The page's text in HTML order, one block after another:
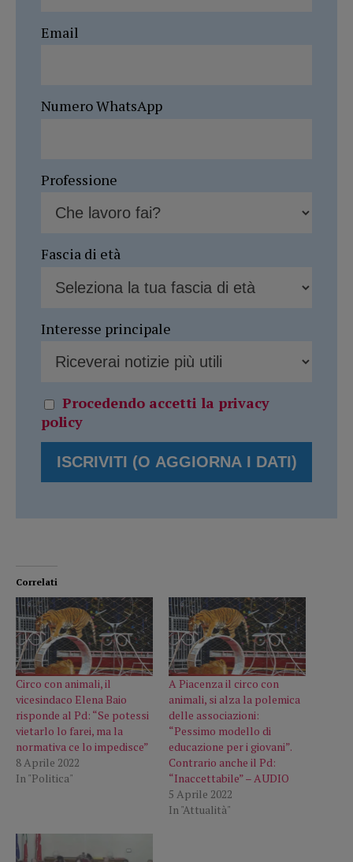
Email
Numero WhatsApp
Professione
Fascia di età
Interesse principale
Procedendo accetti la privacy
policy
Correlati
Circo con animali, il
vicesindaco Elena Baio
risponde al Pd: “Se potessi
vietarlo lo farei, ma la
normativa ce lo impedisce”
8 Aprile 2022
In "Politica"
A Piacenza il circo con
animali, si alza la polemica
delle associazioni:
“Pessimo modello di
educazione per i giovani”.
Contrario anche il Pd:
“Inaccettabile” – AUDIO
5 Aprile 2022
In "Attualità"